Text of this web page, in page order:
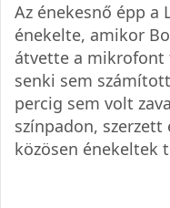
Az énekesnő épp a
énekelte, amikor
átvette a mikrofont
senki sem
percig sem volt
színpadon,
közösen énekeltek